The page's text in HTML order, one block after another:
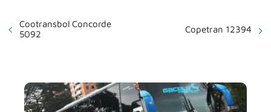
Cootransbol Concorde
5092
Copetran 12394